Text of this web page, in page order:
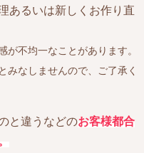
あるいは新しくお作り直
不均一なことがあります。
みなしませんので、ご了承く
と違うなどのお客様都合